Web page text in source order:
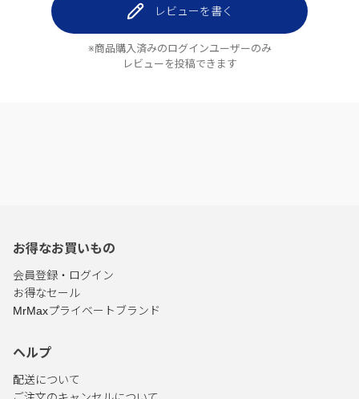
レビューを書く
※商品購入済みのログインユーザーのみ
レビューを投稿できます
お得なお買いもの
会員登録・ログイン
お得なセール
MrMaxプライベートブランド
ヘルプ
配送について